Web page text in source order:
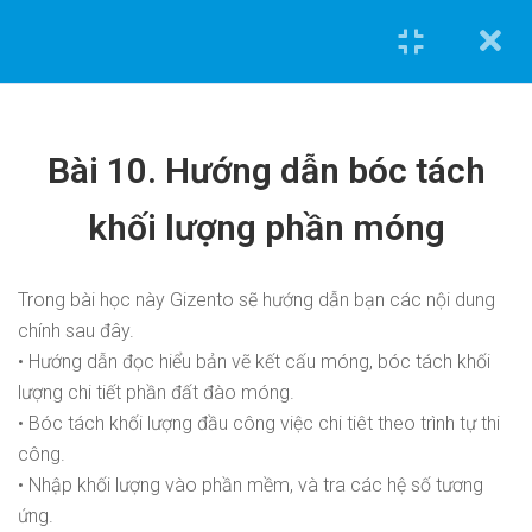
1.1
Bài 0. Bức tranh tư
định mức công
trình.
Bài 2. Đọc bản vẽ
danh mục công
việc.
1.4
Bài 3. Hướng dẫn
readBài 10. Hướng dẫn bóc tách
khối lượng phần móng
Trong bài học này Gizento sẽ hướng dẫn bạn các nội dung
chính sau đây.
• Hướng dẫn đọc hiểu bản vẽ kết cấu móng, bóc tách khối
lượng chi tiết phần đất đào móng.
• Bóc tách khối lượng đầu công việc chi tiêt theo trình tự thi
công.
• Nhập khối lượng vào phần mềm, và tra các hệ số tương
ứng.
0962.636.325
0978.969.288
Khóa học tiêu biểu
Tính toán và triển khai bản vẽ kết cấu [Nhà phố] bằng
Etabs và Autocad
Tính toán và triển khai bản vẽ điện nước [Nhà phố] bằng